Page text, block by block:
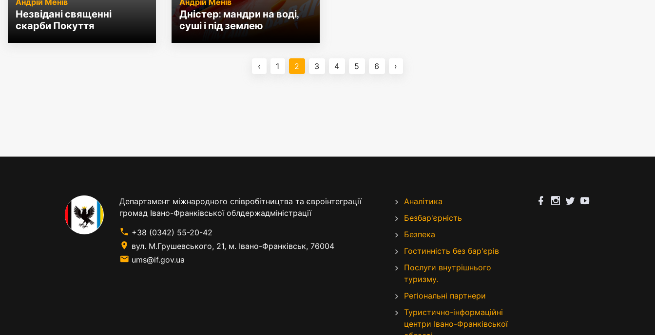
Андрій Менів
Незвідані священні
скарби Покуття
Андрій Менів
Дністер: мандри на воді,
суші і під землею
‹ 1 2 3 4 5 6 ›
Департамент міжнародного співробітництва та євроінтеграції
громад Івано-Франківської облдержадміністрації
+38 (0342) 55-20-42
вул. М.Грушевського, 21, м. Івано-Франківськ, 76004
ums@if.gov.ua
Аналітика
Безбар'єрність
Безпека
Гостинність без бар'єрів
Послуги внутрішнього
туризму.
Регіональні партнери
Туристично-інформаційні
центри Івано-Франківської